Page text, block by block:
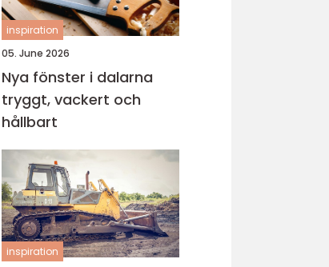
inspiration
05. June 2026
Nya fönster i dalarna
tryggt, vackert och
hållbart
inspiration